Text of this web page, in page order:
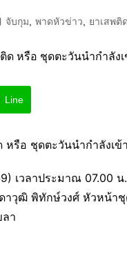
จับกุม พาดหัวข่าว ยาเสพติด
Line
หรือ ชุดตะวันนำกำลังเ
เวลาประมาณ
าวุฒิ พิทักษ์วงศ์ หัวหน้า
า